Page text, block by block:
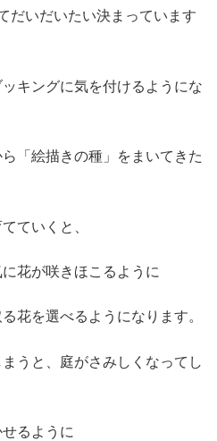
だいだいたい決まっています
キングに気を付けるようにな
「絵描きの種」をまいてきた
ていくと、
花が咲きほこるように
花を選べるようになります。
うと、庭がさみしくなってし
るように